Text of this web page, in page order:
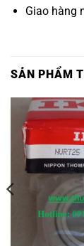
Giao hàng
SẢN PHẨM